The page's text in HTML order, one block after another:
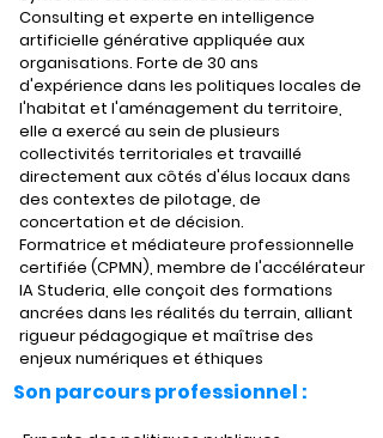
Consulting et experte en intelligence
artificielle générative appliquée aux
organisations. Forte de 30 ans
d'expérience dans les politiques locales de
l'habitat et l'aménagement du territoire,
elle a exercé au sein de plusieurs
collectivités territoriales et travaillé
directement aux côtés d'élus locaux dans
des contextes de pilotage, de
concertation et de décision.
Formatrice et médiateure professionnelle
certifiée (CPMN), membre de l'accélérateur
IA Studeria, elle conçoit des formations
ancrées dans les réalités du terrain, alliant
rigueur pédagogique et maîtrise des
enjeux numériques et éthiques
Son parcours professionnel :